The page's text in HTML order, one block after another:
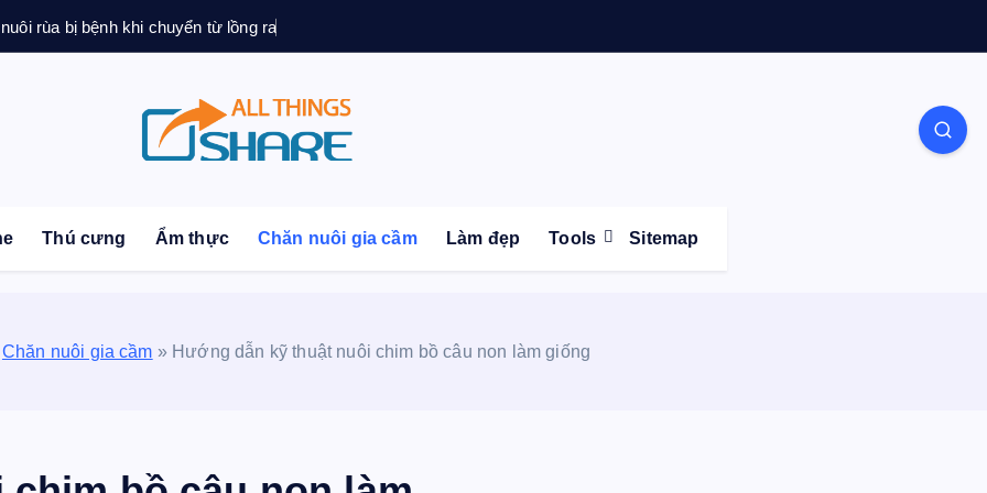
rùa bị bệnh khi chuyển từ lồng ra
Blog | Knowledge | Technology | Tips | Pets | Life
Thú cưng Ẩm thực Chăn nuôi gia cầm Làm đẹp Tools Sitemap
Chăn nuôi gia cầm » Hướng dẫn kỹ thuật nuôi chim bồ câu non làm giống